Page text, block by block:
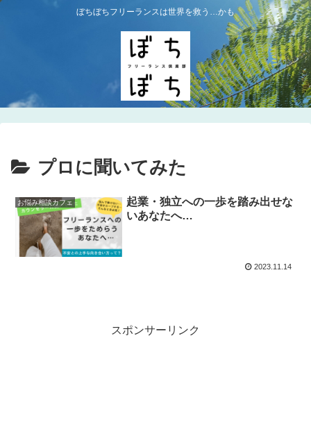
ぼちぼちフリーランスは世界を救う…かも
プロに聞いてみた
お悩み相談カフェ
起業・独立への一歩を踏み出せな
いあなたへ…
2023.11.14
スポンサーリンク